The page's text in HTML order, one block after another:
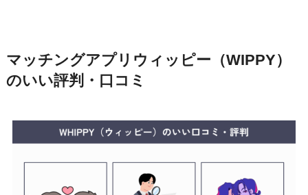
マッチングアプリウィッピー（WIPPY）
のいい評判・口コミ